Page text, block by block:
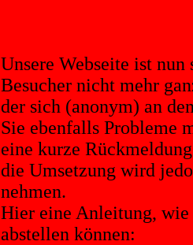
Unsere Webseite ist
Besucher nicht mehr
der sich (anonym) an
Sie ebenfalls Probleme
eine kurze
die Umsetzung wird
nehmen.
Hier eine Anleitung,
abstellen können: